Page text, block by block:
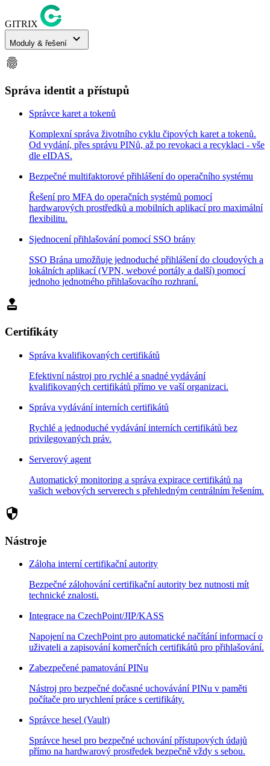
GITRIX
Moduly & řešení
expand_more
fingerprint
Správa identit a přístupů
Správce karet a tokenů
Komplexní správa životního cyklu čipových karet a tokenů.
Od vydání, přes správu PINů, až po revokaci a recyklaci - vše
dle eIDAS.
Bezpečné multifaktorové přihlášení do operačního systému
Řešení pro MFA do operačních systémů pomocí
hardwarových prostředků a mobilních aplikací pro maximální
flexibilitu.
Sjednocení přihlašování pomocí SSO brány
SSO Brána umožňuje jednoduché přihlášení do cloudových a
lokálních aplikací (VPN, webové portály a další) pomocí
jednoho jednotného přihlašovacího rozhraní.
approval
Certifikáty
Správa kvalifikovaných certifikátů
Efektivní nástroj pro rychlé a snadné vydávání
kvalifikovaných certifikátů přímo ve vaší organizaci.
Správa vydávání interních certifikátů
Rychlé a jednoduché vydávání interních certifikátů bez
privilegovaných práv.
Serverový agent
Automatický monitoring a správa expirace certifikátů na
vašich webových serverech s přehledným centrálním řešením.
security
Nástroje
Záloha interní certifikační autority
Bezpečné zálohování certifikační autority bez nutnosti mít
technické znalosti.
Integrace na CzechPoint/JIP/KASS
Napojení na CzechPoint pro automatické načítání informací o
uživateli a zapisování komerčních certifikátů pro přihlašování.
Zabezpečené pamatování PINu
Nástroj pro bezpečné dočasné uchovávání PINu v paměti
počítače pro urychlení práce s certifikáty.
Správce hesel (Vault)
Správce hesel pro bezpečné uchování přístupových údajů
přímo na hardwarový prostředek bezpečně vždy s sebou.